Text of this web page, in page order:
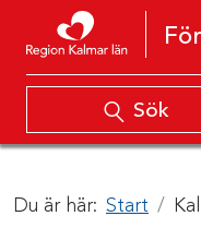
Hoppa till innehåll
Sök
Du är här: Start